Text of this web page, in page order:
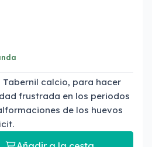
calcio, para hacer
frustrada en los periodos
de los huevos